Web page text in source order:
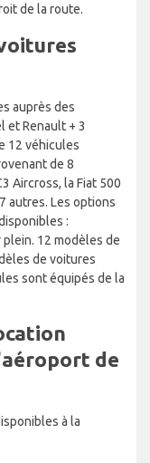
de la route.
auprès des
et Renault + 3
12 véhicules
de 8
Aircross, la Fiat 500
autres. Les options
:
12 modèles de
de voitures
sont équipés de la
de
à la